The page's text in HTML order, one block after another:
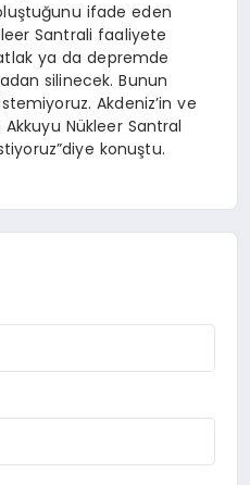
ifade eden
Santrali faaliyete
ya da depremde
silinecek. Bunun
Akdeniz’in ve
Akkuyu Nükleer Santral
konuştu.